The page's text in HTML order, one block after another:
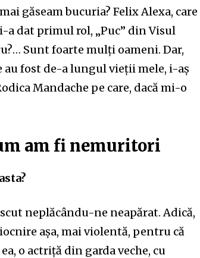
găseam bucuria? Felix Alexa, care
a dat primul rol, „Puc” din Visul
Sunt foarte mulți oameni. Dar,
au fost de-a lungul vieții mele, i-aș
Mandache pe care, dacă mi-o
am fi nemuritori
neplăcându-ne neapărat. Adică,
așa, mai violentă, pentru că
o actriță din garda veche, cu